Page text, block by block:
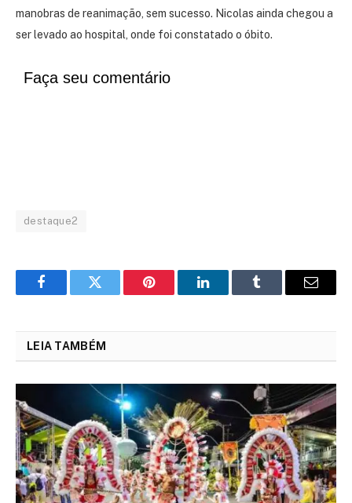
manobras de reanimação, sem sucesso. Nicolas ainda chegou a
ser levado ao hospital, onde foi constatado o óbito.
Faça seu comentário
destaque2
FacebookTwitter Pinterest LinkedInTumblr Email
LEIA TAMBÉM